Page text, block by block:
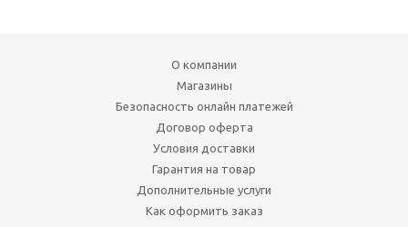
О компании
Магазины
Безопасность онлайн платежей
Договор оферта
Условия доставки
Гарантия на товар
Дополнительные услуги
Как оформить заказ